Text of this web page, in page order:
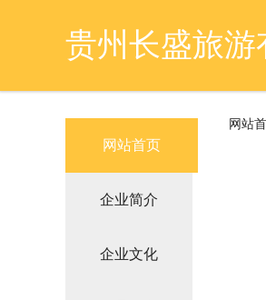
贵州长盛旅游
网站首页
企业简介
企业文化
网站